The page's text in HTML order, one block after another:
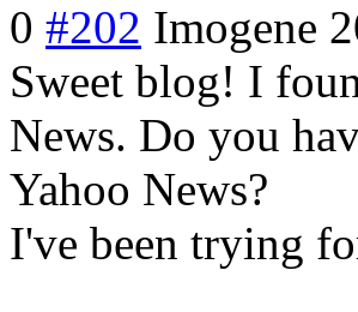
0 #202 Imogene
Sweet blog! I
News. Do you
Yahoo News?
I've been trying